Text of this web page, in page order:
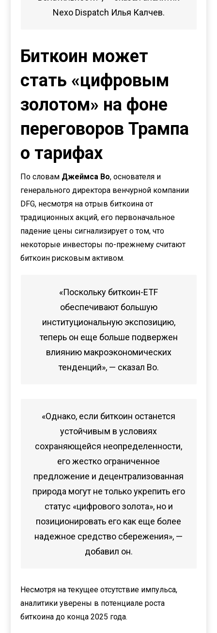
Nexo Dispatch Илья Калчев.
Биткоин может
стать «цифровым
золотом» на фоне
переговоров Трампа
о тарифах
По словам Джеймса Во, основателя и
генерального директора венчурной компании
DFG, несмотря на отрыв биткоина от
традиционных акций, его первоначальное
падение цены сигнализирует о том, что
некоторые инвесторы по-прежнему считают
биткоин рисковым активом.
«Поскольку биткоин-ETF
обеспечивают большую
институциональную экспозицию,
теперь он еще больше подвержен
влиянию макроэкономических
тенденций», — сказал Во.
«Однако, если биткоин останется
устойчивым в условиях
сохраняющейся неопределенности,
его жестко ограниченное
предложение и децентрализованная
природа могут не только укрепить его
статус «цифрового золота», но и
позиционировать его как еще более
надежное средство сбережения», —
добавил он.
Несмотря на текущее отсутствие импульса,
аналитики уверены в потенциале роста
биткоина до конца 2025 года.